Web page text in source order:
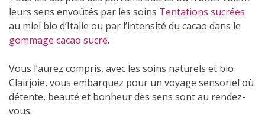
leurs sens envoûtés par les soins Tentations sucrées
au miel bio d’Italie ou par l’intensité du cacao dans le
gommage cacao sucré.
Vous l’aurez compris, avec les soins naturels et bio
Clairjoie, vous embarquez pour un voyage sensoriel où
détente, beauté et bonheur des sens sont au rendez-
vous.